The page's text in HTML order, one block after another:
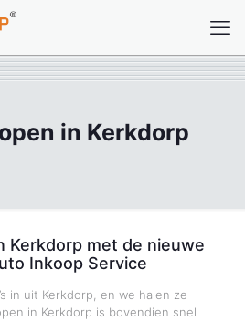
in Kerkdorp
Kerkdorp met de nieuwe
Inkoop Service
in uit Kerkdorp, en we halen ze
in Kerkdorp is bovendien snel